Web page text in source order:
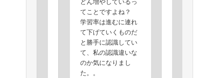
てことですよね？
学習率は進むに連れ
て下げていくものだ
と勝手に認識してい
て、私の認識違いな
のか気になりまし
た。。